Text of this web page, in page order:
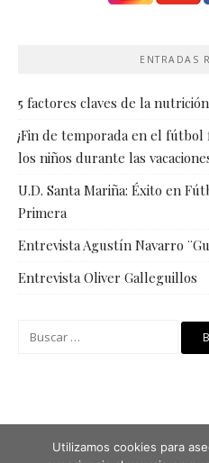
ENTRADAS
5 factores claves de la
¡Fin de temporada en el
los niños durante las
U.D. Santa Mariña: Éxito en
Primera
Entrevista Agustín Navarro
Entrevista Oliver Galleguillos
Utilizamos cookies para